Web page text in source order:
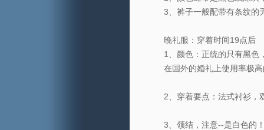
3、裤子一般配带有条纹的
晚礼服：穿着时间19点后
1、颜色：正统的只有黑色
在国外的婚礼上使用率极
2、穿着要点：法式衬衫，
3、领结，注意--是白色的